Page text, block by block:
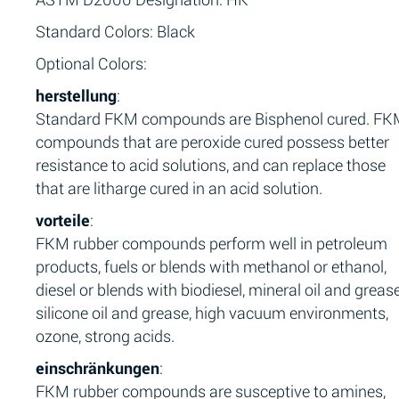
Standard Colors: Black
Optional Colors:
herstellung:
Standard FKM compounds are Bisphenol cured.
compounds that are peroxide cured possess better
resistance to acid solutions, and can replace those
that are litharge cured in an acid solution.
vorteile:
FKM rubber compounds perform well in petroleum
products, fuels or blends with methanol or ethanol,
diesel or blends with biodiesel, mineral oil and
silicone oil and grease, high vacuum environments,
ozone, strong acids.
einschränkungen:
FKM rubber compounds are susceptive to amines,